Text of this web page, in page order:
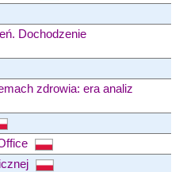
Dochodzenie
zdrowia: era analiz